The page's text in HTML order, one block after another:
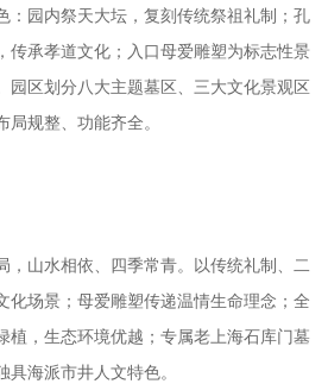
：园内祭天大坛，复刻传统祭祖礼制；孔
传承孝道文化；入口母爱雕塑为标志性景
园区划分八大主题墓区、三大文化景观区
规整、功能齐全。
，山水相依、四季常青。以传统礼制、二
化场景；母爱雕塑传递温情生命理念；全
植，生态环境优越；专属老上海石库门墓
海派市井人文特色。